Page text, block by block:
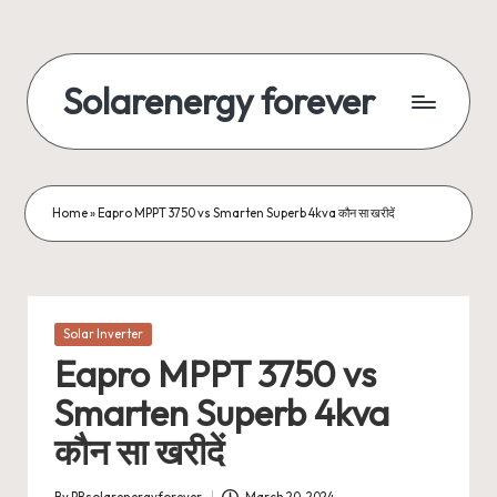
content
Solarenergy forever
बिजली
Home» Eapro MPPT 3750 vs Smarten Superb 4kva कौन सा खरीदें
Posted
Solar Inverter
Eapro MPPT 3750 vs
Smarten Superb 4kva
कौन सा खरीदें